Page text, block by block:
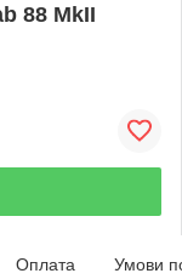
88 MkII
Оплата Умови